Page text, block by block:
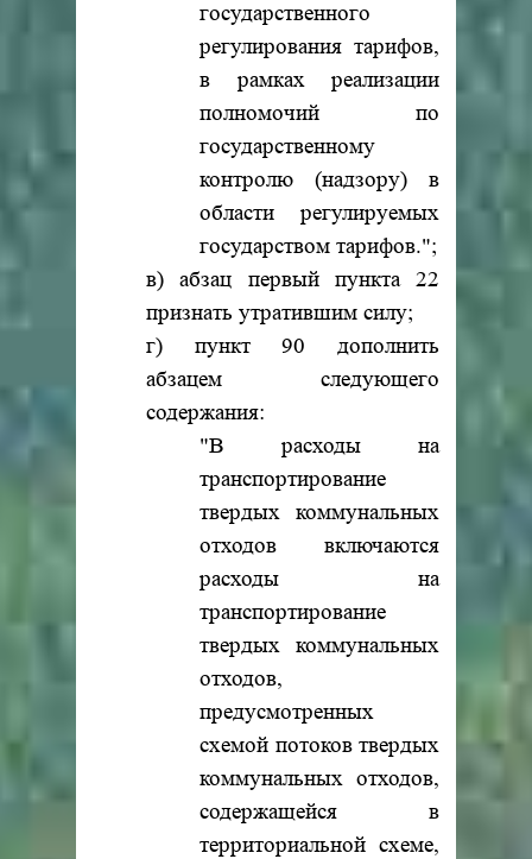
государственного
регулирования тарифов,
в рамках реализации
полномочий по
государственному
контролю (надзору) в
области регулируемых
государством тарифов.";
в) абзац первый пункта 22
признать утратившим силу;
г) пункт 90 дополнить
абзацем следующего
содержания:
"В расходы на
транспортирование
твердых коммунальных
отходов включаются
расходы на
транспортирование
твердых коммунальных
отходов,
предусмотренных
схемой потоков твердых
коммунальных отходов,
содержащейся в
территориальной схеме,